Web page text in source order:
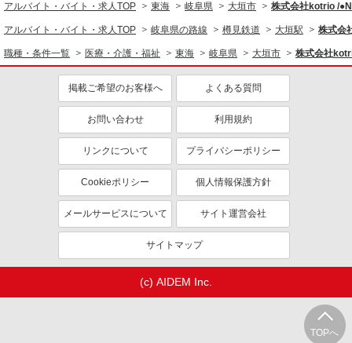
TOPへ
アルバイト・バイト・求人TOP 東海 岐阜県 大垣市 株式会社kotrio /
アルバイト・バイト・求人TOP 岐阜県の路線 樽見鉄道 大垣駅 株式会
職種・条件一覧 医療・介護・福祉 東海 岐阜県 大垣市 株式会社
掲載ご希望のお客様へ よくある質問
お問い合わせ 利用規約
リンクについて プライバシーポリシー
Cookieポリシー 個人情報保護方針
メールサービスについて サイト運営会社
サイトマップ
(c) AIDEM Inc.